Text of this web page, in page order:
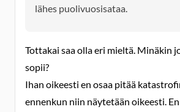
lähes puolivuosisataa.
Tottakai saa olla eri mieltä. Minäkin
sopii?
Ihan oikeesti en osaa pitää
ennenkun niin näytetään oikeesti.